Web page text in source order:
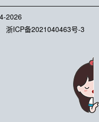
2026
浙ICP备2021040463号-3